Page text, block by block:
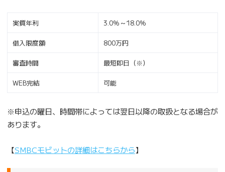
実質年利 3.0％～18.0％
借入限度額 800万円
審査時間 最短即日（※）
WEB完結 可能
※申込の曜日、時間帯によっては翌日以降の取扱となる場合が
あります。
【SMBCモビットの詳細はこちらから】